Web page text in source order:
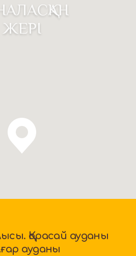
ЖЕРІ
Қарасай ауданы
ауданы